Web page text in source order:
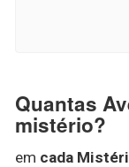
Quantas
mistério?
em cada